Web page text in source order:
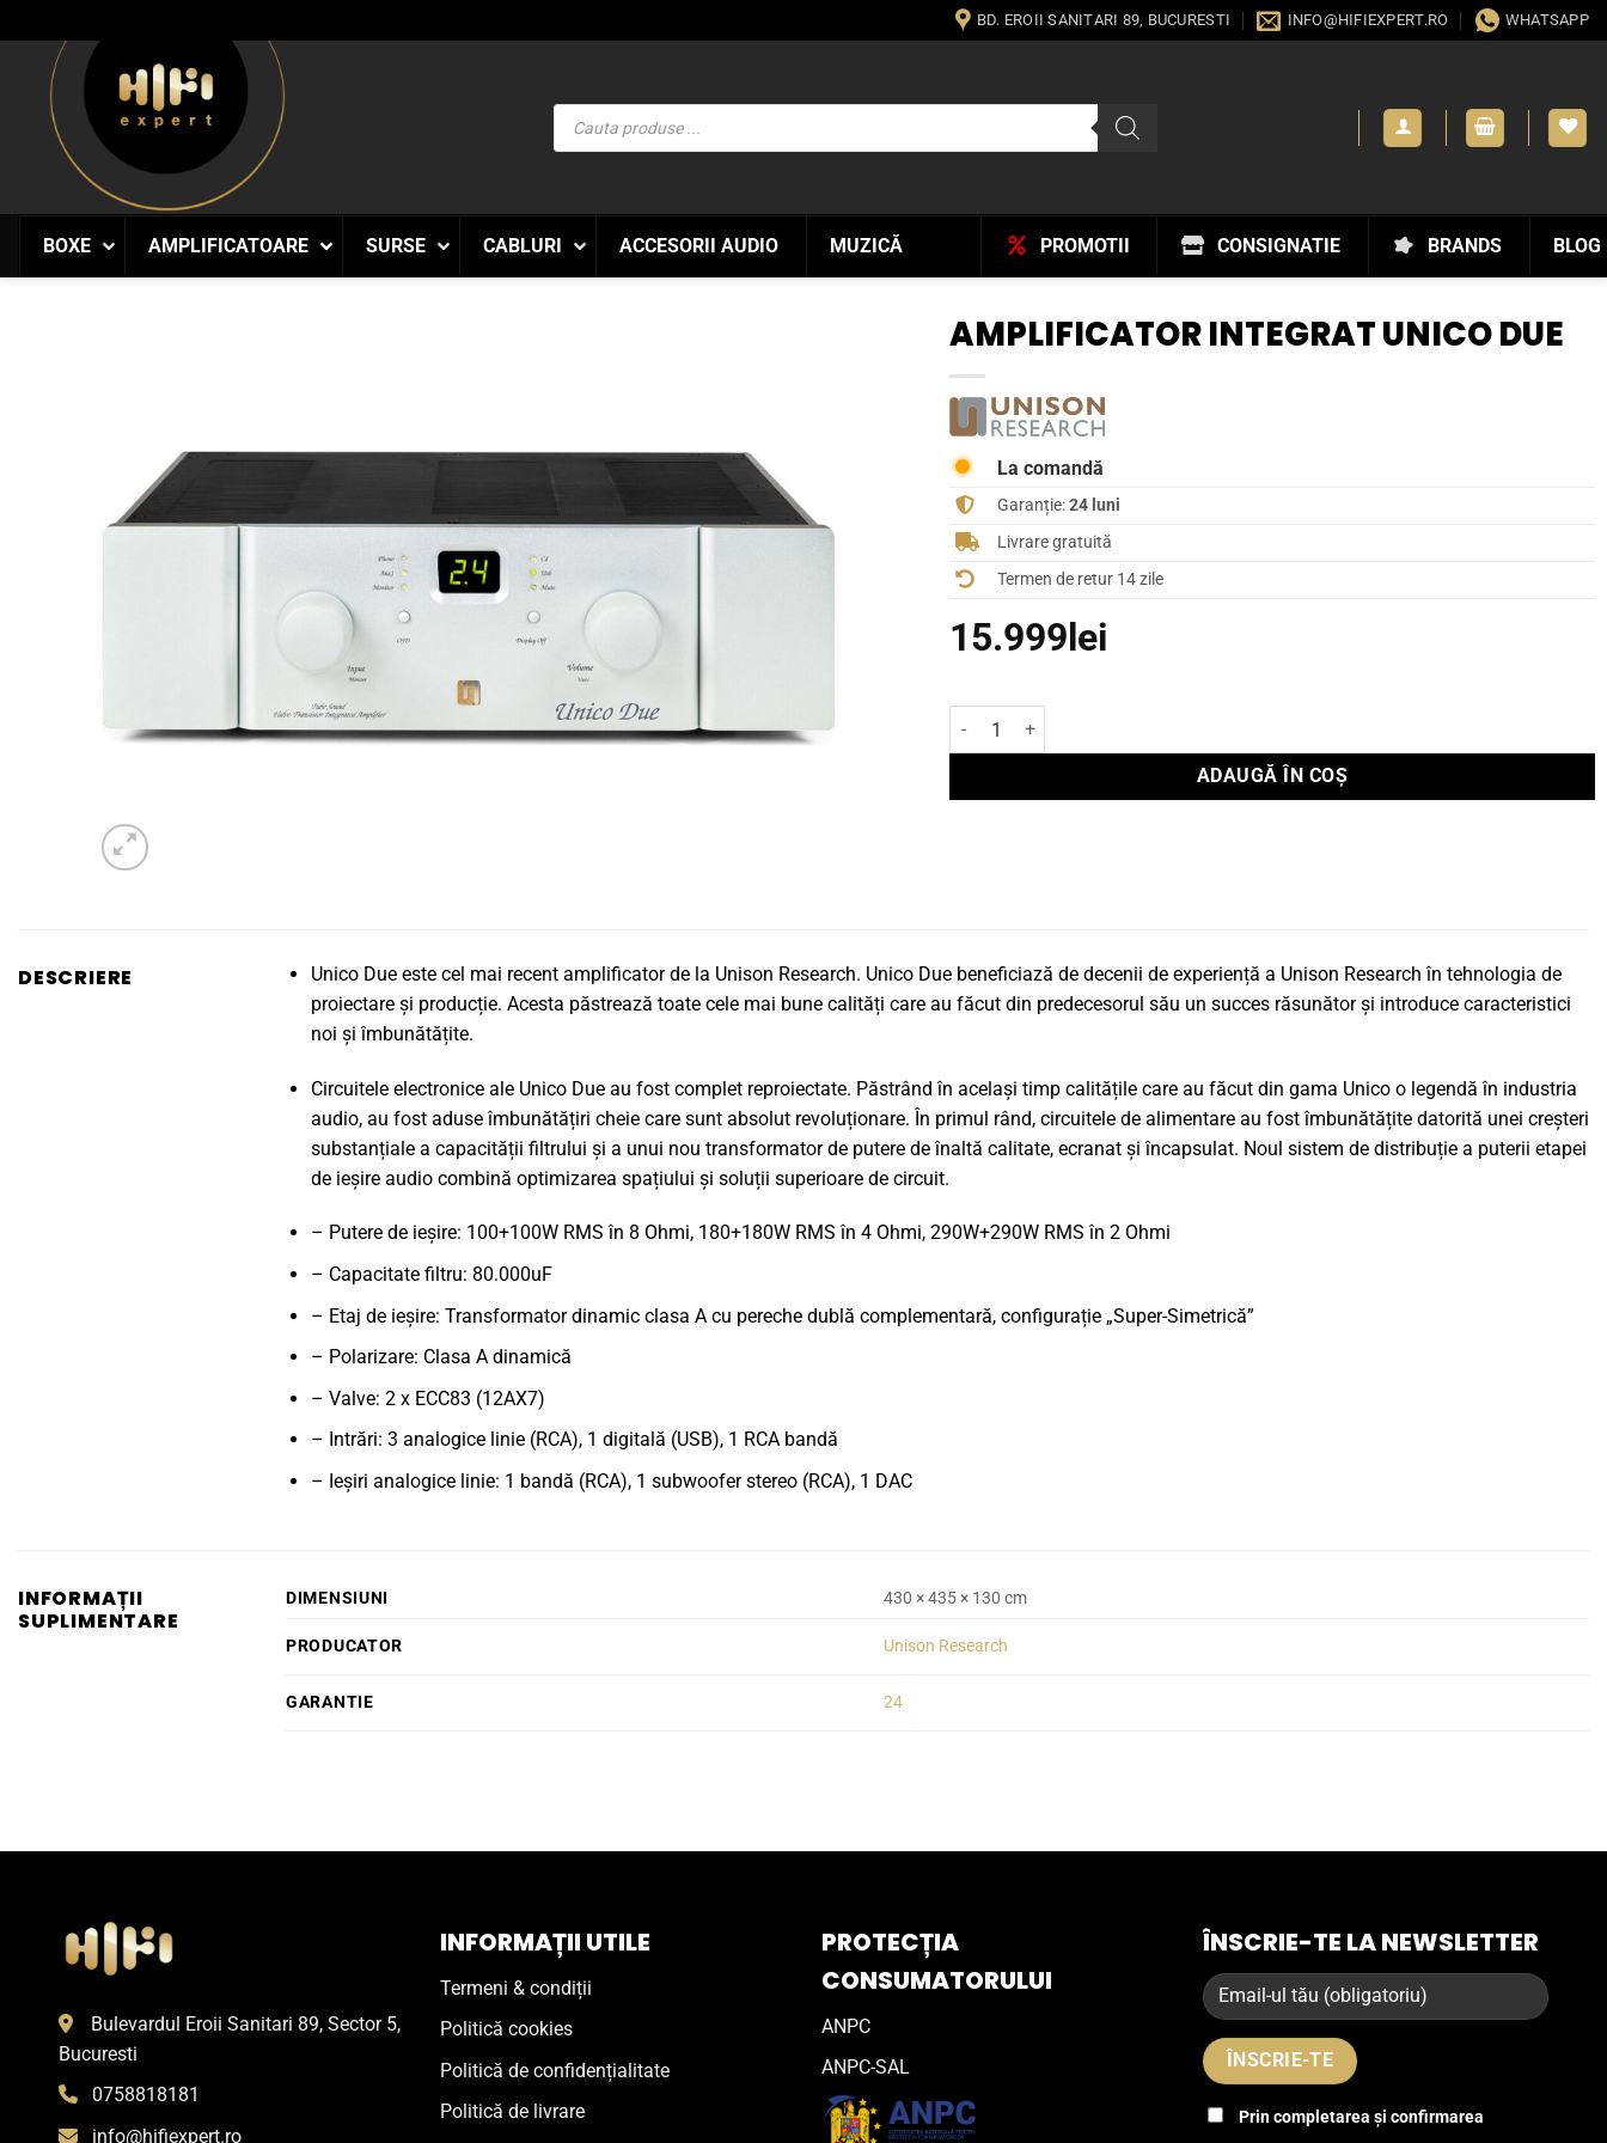
to
content
BD. EROII SANITARI 89, BUCURESTI INFO@HIFIEXPERT.RO WHATSAPP
Products
search
BOXE AMPLIFICATOARE SURSE CABLURI ACCESORII AUDIO MUZICĂ BLOG
BRANDS
CONSIGNATIE
PROMOTII
AMPLIFICATOR INTEGRAT UNICO DUE
La comandă
Garanție:24 luni
Livrare gratuită
Termen de retur 14 zile
15.999lei
Cantitate Amplificator Integrat UNICO DUE
ADAUGĂ ÎN COȘ
DESCRIERE
Unico Due este cel mai recent amplificator de la Unison Research. Unico Due beneficiază de decenii de experiență a Unison Research în tehnologia de
proiectare și producție. Acesta păstrează toate cele mai bune calități care au făcut din predecesorul său un succes răsunător și introduce caracteristici
noi și îmbunătățite.
Circuitele electronice ale Unico Due au fost complet reproiectate. Păstrând în același timp calitățile care au făcut din gama Unico o legendă în industria
audio, au fost aduse îmbunătățiri cheie care sunt absolut revoluționare. În primul rând, circuitele de alimentare au fost îmbunătățite datorită unei creșteri
substanțiale a capacității filtrului și a unui nou transformator de putere de înaltă calitate, ecranat și încapsulat. Noul sistem de distribuție a puterii etapei
de ieșire audio combină optimizarea spațiului și soluții superioare de circuit.
– Putere de ieșire: 100+100W RMS în 8 Ohmi, 180+180W RMS în 4 Ohmi, 290W+290W RMS în 2 Ohmi
– Capacitate filtru: 80.000uF
– Etaj de ieșire: Transformator dinamic clasa A cu pereche dublă complementară, configurație „Super-Simetrică”
– Polarizare: Clasa A dinamică
– Valve: 2 x ECC83 (12AX7)
– Intrări: 3 analogice linie (RCA), 1 digitală (USB), 1 RCA bandă
– Ieșiri analogice linie: 1 bandă (RCA), 1 subwoofer stereo (RCA), 1 DAC
INFORMAȚII
SUPLIMENTARE
DIMENSIUNI 430 × 435 × 130 cm
PRODUCATOR Unison Research
GARANTIE 24
Bulevardul Eroii Sanitari 89, Sector 5,
Bucuresti
0758818181
info@hifiexpert.ro
INFORMAȚII UTILE
Termeni & condiții
Politică cookies
Politică de confidențialitate
Politică de livrare
PROTECȚIA
CONSUMATORULUI
ANPC
ANPC-SAL
ÎNSCRIE-TE LA NEWSLETTER
Prin completarea și confirmarea